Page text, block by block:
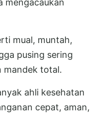
mual, muntah,
pusing sering
mandek total.
ahli kesehatan
cepat, aman,